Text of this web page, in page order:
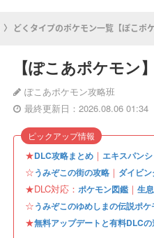
どくタイプのポケモン一覧【ぽこポケ
【ぽこあポケモン
ぽこあポケモン攻略班
最終更新日：2026.08.06 01:34
★DLC攻略まとめ ｜ エキスパン
☆うみぞこの街の攻略 ｜ ダイビ
★DLC対応： ポケモン図鑑 ｜ 生
☆うみぞこのゆめしまの伝説ポケ
★無料アップデートと有料DLC
ピックアップ情報